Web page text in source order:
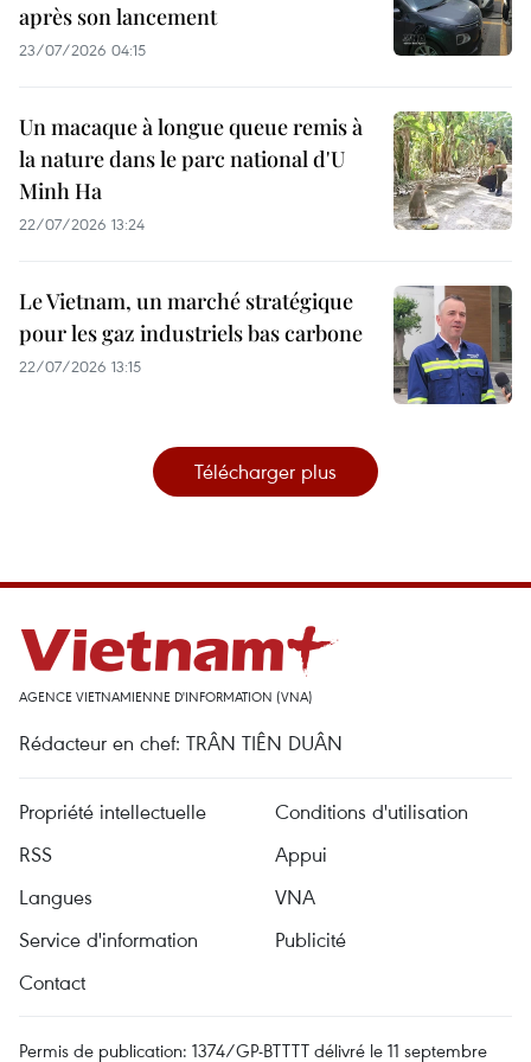
après son lancement
23/07/2026 04:15
Un macaque à longue queue remis à
la nature dans le parc national d'U
Minh Ha
22/07/2026 13:24
Le Vietnam, un marché stratégique
pour les gaz industriels bas carbone
22/07/2026 13:15
Télécharger plus
AGENCE VIETNAMIENNE D'INFORMATION (VNA)
Rédacteur en chef: TRÂN TIÊN DUÂN
Propriété intellectuelle
Conditions d'utilisation
RSS
Appui
Langues
VNA
Service d'information
Publicité
Contact
Permis de publication: 1374/GP-BTTTT délivré le 11 septembre